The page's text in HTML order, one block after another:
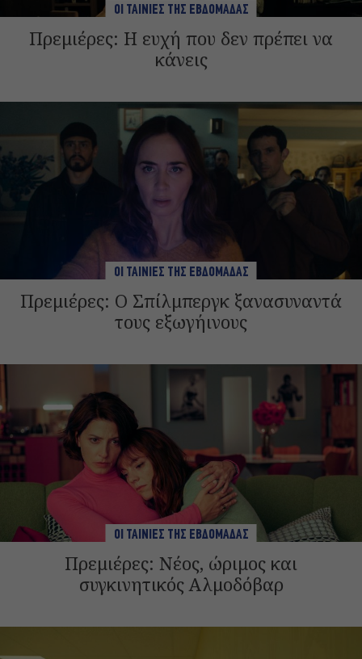
ΟΙ ΤΑΙΝΙΕΣ ΤΗΣ ΕΒΔΟΜΑΔΑΣ
Πρεμιέρες: Η ευχή που δεν πρέπει να
κάνεις
ΟΙ ΤΑΙΝΙΕΣ ΤΗΣ ΕΒΔΟΜΑΔΑΣ
Πρεμιέρες: O Σπίλμπεργκ ξανασυναντά
τους εξωγήινους
ΟΙ ΤΑΙΝΙΕΣ ΤΗΣ ΕΒΔΟΜΑΔΑΣ
Πρεμιέρες: Νέος, ώριμος και
συγκινητικός Αλμοδόβαρ